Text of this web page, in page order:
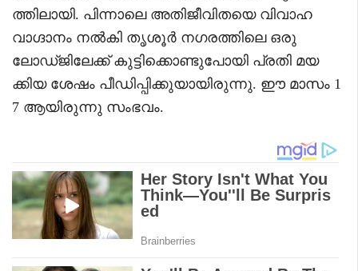
ത്തിലായി. പിന്നാലെ അതിജീവിതയെ വിവാഹ
വാഗ്ദാനം നൽകി തൃശൂർ നഗരത്തിലെ ഒരു
ലോഡ്ജിലേക്ക് കുട്ടിക്കൊണ്ടുപോയി പ്രതി മയ
ക്കിയ ശേഷം പീഡിപ്പിക്കുയായിരുന്നു. ഈ മാസം 1
7 ആയിരുന്നു സംഭവം.